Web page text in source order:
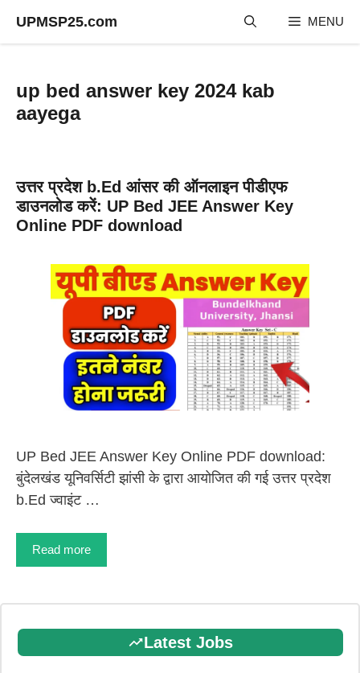
UPMSP25.com MENU
up bed answer key 2024 kab
aayega
उत्तर प्रदेश b.Ed आंसर की ऑनलाइन पीडीएफ
डाउनलोड करें: UP Bed JEE Answer Key
Online PDF download
UP Bed JEE Answer Key Online PDF download:
बुंदेलखंड यूनिवर्सिटी झांसी के द्वारा आयोजित की गई उत्तर प्रदेश
b.Ed ज्वाइंट …
Read more
Latest Jobs